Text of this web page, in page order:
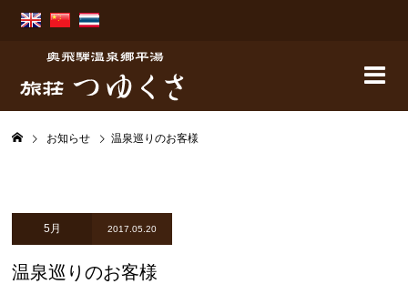
お知らせ 温泉巡りのお客様
5月 2017.05.20
温泉巡りのお客様